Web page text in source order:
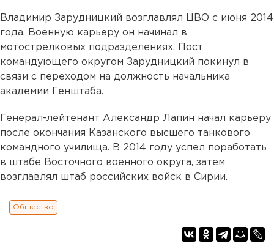
Владимир Зарудницкий возглавлял ЦВО с июня 2014
года. Военную карьеру он начинал в
мотострелковых подразделениях. Пост
командующего округом Зарудницкий покинул в
связи с переходом на должность начальника
академии Генштаба.
Генерал-лейтенант Александр Лапин начал карьеру
после окончания Казанского высшего танкового
командного училища. В 2014 году успел поработать
в штабе Восточного военного округа, затем
возглавлял штаб российских войск в Сирии.
Общество